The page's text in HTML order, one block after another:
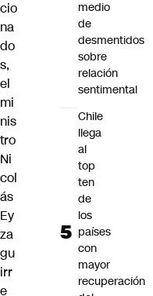
cio
na
do
s,
el
mi
nis
tro
Ni
col
ás
Ey
za
gu
irr
e
medio
de
desmentidos
sobre
relación
sentimental
Chile
llega
al
top
ten
de
los
países
con
mayor
recuperación